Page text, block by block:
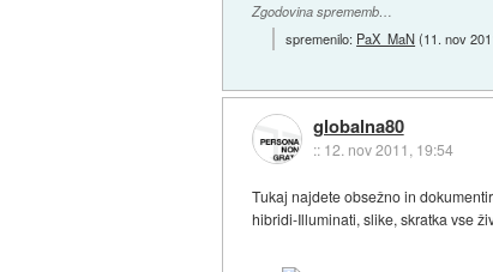
Zgodovina sprememb…
spremenilo: PaX_MaN(11. nov
globalna80
:: 12. nov 2011, 19:54
Tukaj najdete obsežno in
hibridi-Illuminati, slike, skratka vse